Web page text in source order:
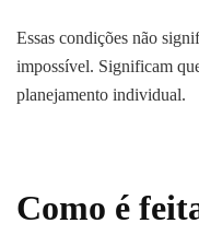
Essas condições não
impossível. Significam
planejamento individual.
Como é